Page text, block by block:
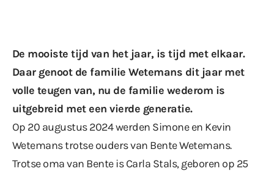
De mooiste tijd van het jaar, is tijd met elkaar.
Daar genoot de familie Wetemans dit jaar met
volle teugen van, nu de familie wederom is
uitgebreid met een vierde generatie.
Op 20 augustus 2024 werden Simone en Kevin
Wetemans trotse ouders van Bente Wetemans.
Trotse oma van Bente is Carla Stals, geboren op 25